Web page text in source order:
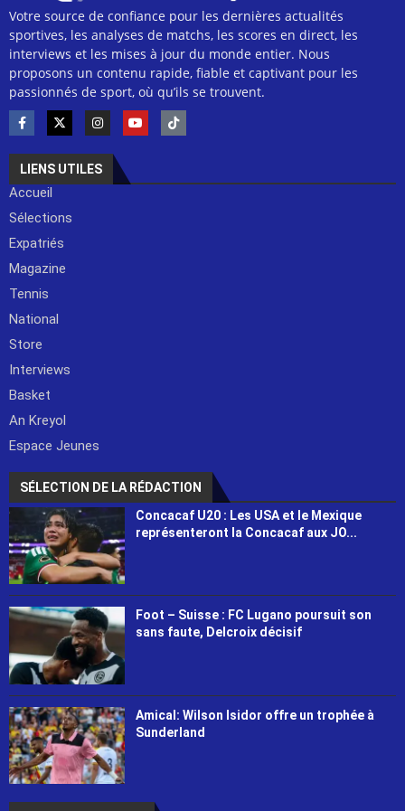
Votre source de confiance pour les dernières actualités
sportives, les analyses de matchs, les scores en direct, les
interviews et les mises à jour du monde entier. Nous
proposons un contenu rapide, fiable et captivant pour les
passionnés de sport, où qu’ils se trouvent.
LIENS UTILES
Accueil
Sélections
Expatriés
Magazine
Tennis
National
Store
Interviews
Basket
An Kreyol
Espace Jeunes
SÉLECTION DE LA RÉDACTION
Concacaf U20 : Les USA et le Mexique
représenteront la Concacaf aux JO...
Foot – Suisse : FC Lugano poursuit son
sans faute, Delcroix décisif
Amical: Wilson Isidor offre un trophée à
Sunderland